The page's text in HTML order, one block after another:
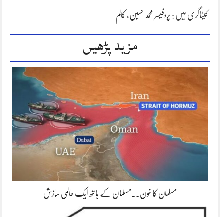
کیٹاگری میں : پروفیسر محمد حسین ، کالم
مزید پڑھیں
مسلمان کا خون۔۔مسلمان کے ہاتھ ایک عالمی سازش